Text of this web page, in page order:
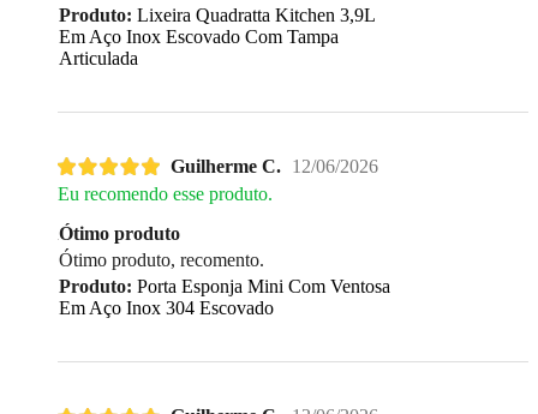
Produto: Lixeira Quadratta Kitchen 3,9L
Em Aço Inox Escovado Com Tampa
Articulada
Guilherme C. 12/06/2026
Eu recomendo esse produto.
Ótimo produto
Ótimo produto, recomento.
Produto: Porta Esponja Mini Com Ventosa
Em Aço Inox 304 Escovado